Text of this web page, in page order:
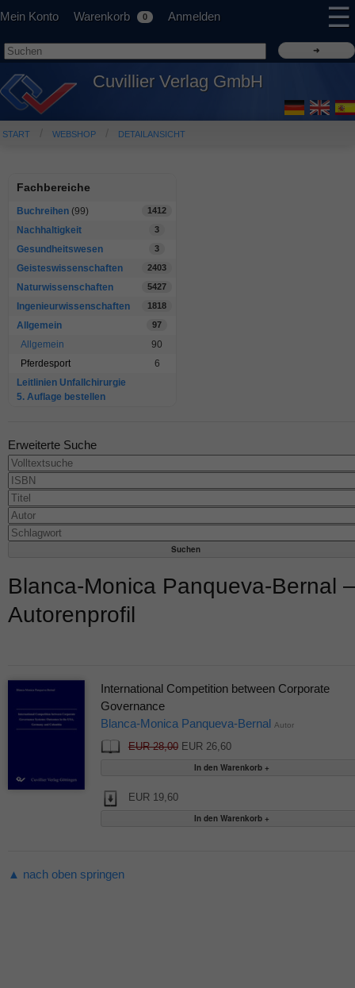
Mein Konto Warenkorb 0 Anmelden ☰
Cuvillier Verlag GmbH
START WEBSHOP DETAILANSICHT
Fachbereiche
Buchreihen (99) 1412
Nachhaltigkeit 3
Gesundheitswesen 3
Geisteswissenschaften 2403
Naturwissenschaften 5427
Ingenieurwissenschaften 1818
Allgemein 97
Allgemein
90
Pferdesport
6
Leitlinien Unfallchirurgie
5. Auflage bestellen
Erweiterte Suche
Blanca-Monica Panqueva-Bernal –
Autorenprofil
International Competition between Corporate
Governance
Blanca-Monica Panqueva-Bernal Autor
EUR 28,00EUR 26,60
EUR 19,60
▲ nach oben springen